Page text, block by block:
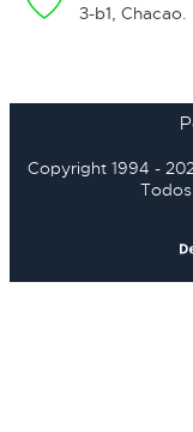
3-b1, Chacao.
Copyright 1994 -